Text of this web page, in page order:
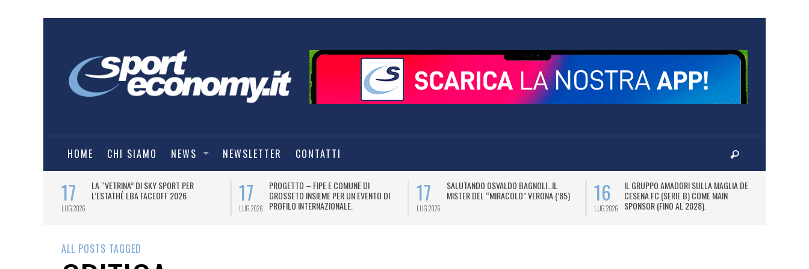
HOME CHI SIAMO NEWS NEWSLETTER CONTATTI
17
LUG 2026
LA “VETRINA” DI SKY SPORT PER
L’ESTATHÉ LBA FACEOFF 2026
17
LUG 2026
PROGETTO – FIPE E COMUNE DI
GROSSETO INSIEME PER UN EVENTO DI
PROFILO INTERNAZIONALE.
17
LUG 2026
SALUTANDO OSVALDO BAGNOLI…IL
MISTER DEL “MIRACOLO” VERONA (’85)
16
LUG 2026
IL GRUPPO AMADORI SULLA MAGLIA DEL
CESENA FC (SERIE B) COME MAIN
SPONSOR (FINO AL 2028).
ALL POSTS TAGGED